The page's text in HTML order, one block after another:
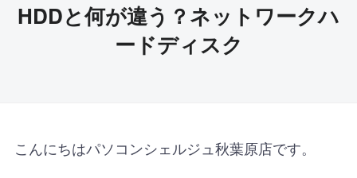
HDDと何が違う？ネットワークハ
ードディスク
こんにちはパソコンシェルジュ秋葉原店です。